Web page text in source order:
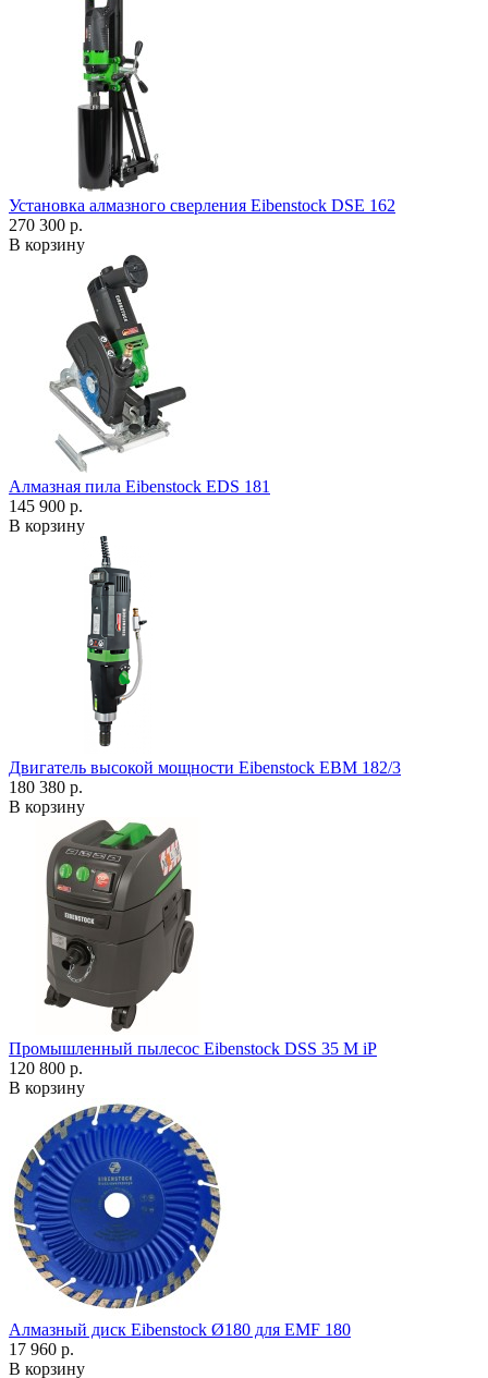
Установка алмазного сверления Eibenstock DSE 162
270 300 р.
В корзину
Алмазная пила Eibenstock EDS 181
145 900 р.
В корзину
Двигатель высокой мощности Eibenstock EBM 182/3
180 380 р.
В корзину
Промышленный пылесос Eibenstock DSS 35 M iP
120 800 р.
В корзину
Алмазный диск Eibenstock Ø180 для EMF 180
17 960 р.
В корзину